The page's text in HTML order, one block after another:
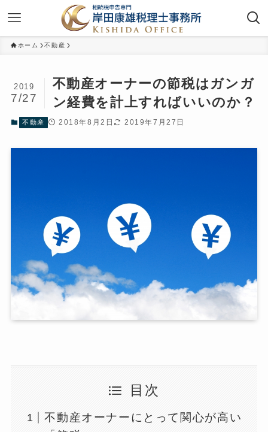
ホーム 不動産
不動産オーナーの節税はガンガ
ン経費を計上すればいいのか？
2019
7/27
不動産 2018年8月2日 2019年7月27日
目次
不動産オーナーにとって関心が高い